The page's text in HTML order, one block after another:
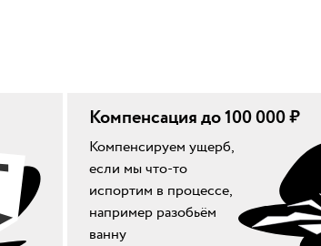
Компенсация до 100 000 ₽
Компенсируем ущерб,
если мы что-то
испортим в процессе,
например разобьём
ванну